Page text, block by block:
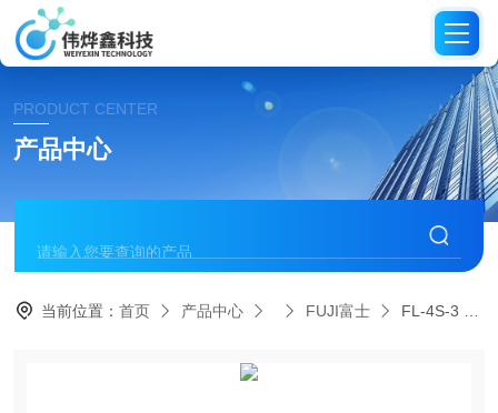
PRODUCT CENTER
产品中心
当前位置：首页 产品中心 FUJI富士 FL-4S-3 P日本FUJI富士脉冲扳手非断气式